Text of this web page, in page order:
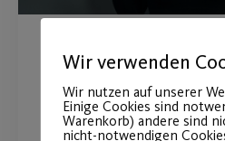
Gesund
Grundkurs
Wir verwenden
Wir nutzen auf unserer
Einige Cookies sind
Warenkorb) andere sind
nicht-notwendigen